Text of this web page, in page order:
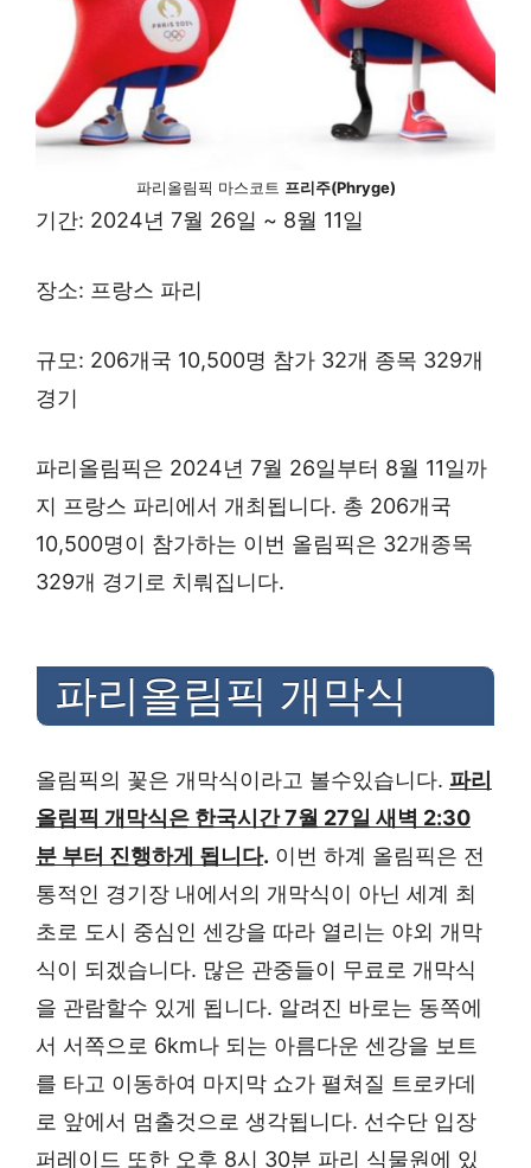
파리올림픽 마스코트 프리주(Phryge)
기간: 2024년 7월 26일 ~ 8월 11일
장소: 프랑스 파리
규모: 206개국 10,500명 참가 32개 종목 329개
경기
파리올림픽은 2024년 7월 26일부터 8월 11일까
지 프랑스 파리에서 개최됩니다. 총 206개국
10,500명이 참가하는 이번 올림픽은 32개종목
329개 경기로 치뤄집니다.
파리올림픽 개막식
올림픽의 꽃은 개막식이라고 볼수있습니다. 파리
올림픽 개막식은 한국시간 7월 27일 새벽 2:30
분 부터 진행하게 됩니다. 이번 하계 올림픽은 전
통적인 경기장 내에서의 개막식이 아닌 세계 최
초로 도시 중심인 센강을 따라 열리는 야외 개막
식이 되겠습니다. 많은 관중들이 무료로 개막식
을 관람할수 있게 됩니다. 알려진 바로는 동쪽에
서 서쪽으로 6km나 되는 아름다운 센강을 보트
를 타고 이동하여 마지막 쇼가 펼쳐질 트로카데
로 앞에서 멈출것으로 생각됩니다. 선수단 입장
퍼레이드 또한 오후 8시 30분 파리 식물원에 있